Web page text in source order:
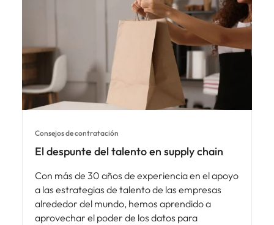
Consejos de contratación
El despunte del talento en supply chain
Con más de 30 años de experiencia en el apoyo
a las estrategias de talento de las empresas
alrededor del mundo, hemos aprendido a
aprovechar el poder de los datos para